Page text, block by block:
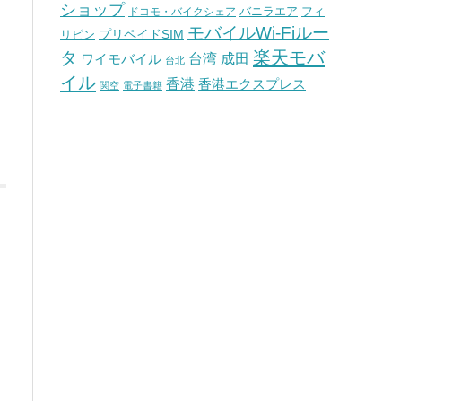
ショップ ドコモ・バイクシェア バニラエア フィ
リピン プリペイドSIM モバイルWi-Fiルー
タ ワイモバイル 台北 台湾 成田 楽天モバ
イル 関空 電子書籍 香港 香港エクスプレス